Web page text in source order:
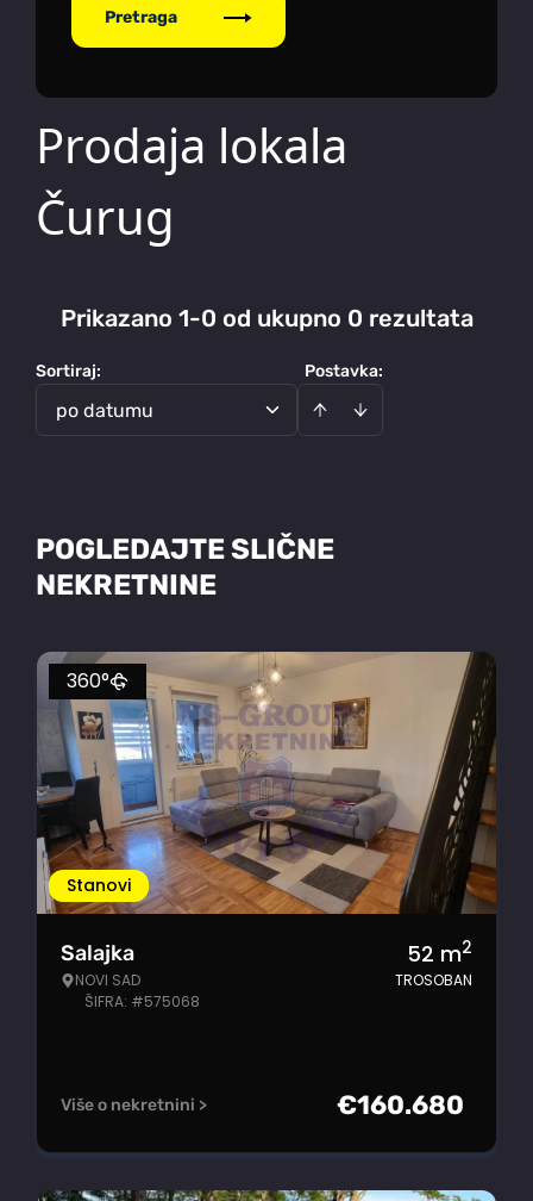
Pretraga
Prodaja lokala
Čurug
Prikazano 1-0 od ukupno 0 rezultata
Postavka:
Sortiraj:
po datumu
POGLEDAJTE SLIČNE
NEKRETNINE
Stanovi
360°
Salajka
NOVI SAD
ŠIFRA: #575068
52 m2
TROSOBAN
Više o nekretnini > €160.680